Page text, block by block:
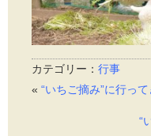
カテゴリー： 行事
« “いちご摘み”に行っ
“